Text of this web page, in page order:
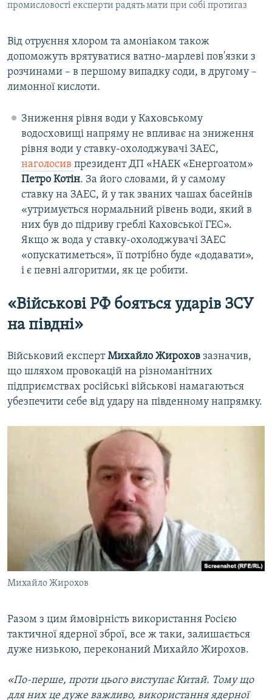
промисловості експерти радять мати при собі протигаз
Від отруєння хлором та амоніаком також
допоможуть врятуватися ватно-марлеві пов'язки з
розчинами – в першому випадку соди, в другому –
лимонної кислоти.
Зниження рівня води у Каховському
водосховищі напряму не впливає на зниження
рівня води у ставку-охолоджувачі ЗАЕС,
наголосив президент ДП «НАЕК «Енергоатом»
Петро Котін. За його словами, й у самому
ставку на ЗАЕС, й у так званих чашах басейнів
«утримується нормальний рівень води, який в
них був до підриву греблі Каховської ГЕС».
Якщо ж вода у ставку-охолоджувачі ЗАЕС
«опускатиметься», її потрібно буде «додавати»,
і є певні алгоритми, як це робити.
«Військові РФ бояться ударів ЗСУ
на півдні»
Військовий експертМихайло Жирохов зазначив,
що шляхом провокацій на різноманітних
підприємствах російські військові намагаються
убезпечити себе від удару на південному напрямку.
Михайло Жирохов
Разом з цим ймовірність використання Росією
тактичної ядерної зброї, все ж таки, залишається
дуже низькою, переконаний Михайло Жирохов.
«По-перше, проти цього виступає Китай. Тому що
для них це дуже важливо, використання ядерної